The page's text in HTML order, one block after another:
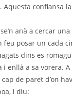
Aquesta confiansa
anà a cercar
feu posar un cada
dins es
i enllà a sa vorera.
cap de paret d’on
i diu: